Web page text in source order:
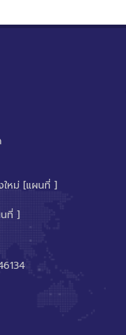
หม่ [แผนที่ ]
ที่ ]